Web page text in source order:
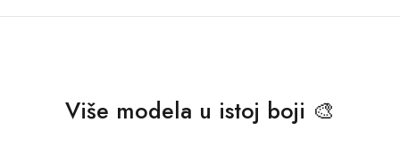
Više modela u istoj boji 🎨